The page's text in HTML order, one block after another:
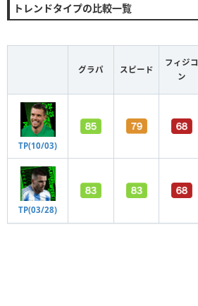
トレンドタイプの比較一覧
グラパ スピード
フィジコ
ン
TP(10/03)
TP(03/28)